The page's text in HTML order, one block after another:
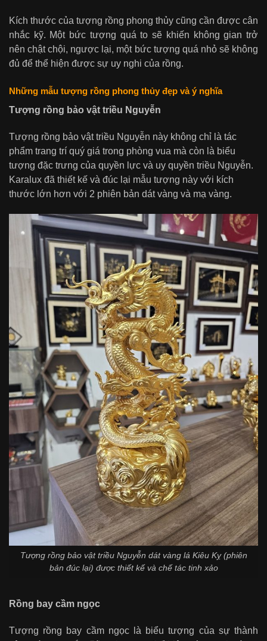
Kích thước của tượng rồng phong thủy cũng cần được cân
nhắc kỹ. Một bức tượng quá to sẽ khiến không gian trở
nên chật chội, ngược lại, một bức tượng quá nhỏ sẽ không
đủ để thể hiện được sự uy nghi của rồng.
Những mẫu tượng rồng phong thủy đẹp và ý nghĩa
Tượng rồng bảo vật triều Nguyễn
Tượng rồng bảo vật triều Nguyễn này không chỉ là tác
phẩm trang trí quý giá trong phòng vua mà còn là biểu
tượng đặc trưng của quyền lực và uy quyền triều Nguyễn.
Karalux đã thiết kế và đúc lại mẫu tượng này với kích
thước lớn hơn với 2 phiên bản dát vàng và mạ vàng.
Tượng rồng bảo vật triều Nguyễn dát vàng lá Kiêu Kỵ (phiên
bản đúc lại) được thiết kế và chế tác tinh xảo
Rồng bay cầm ngọc
Tượng rồng bay cầm ngọc là biểu tượng của sự thành